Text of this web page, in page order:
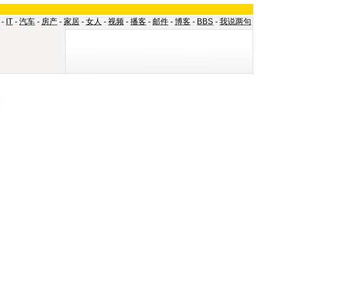
- IT - 汽车 - 房产 - 家居 - 女人 - 视频 - 播客 - 邮件 - 博客 - BBS - 我说两句